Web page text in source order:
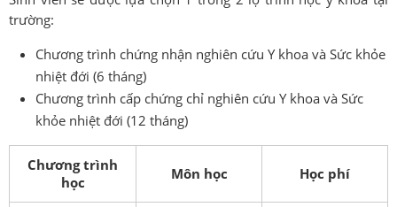
trường:
Chương trình chứng nhận nghiên cứu Y khoa và Sức khỏe
nhiệt đới (6 tháng)
Chương trình cấp chứng chỉ nghiên cứu Y khoa và Sức
khỏe nhiệt đới (12 tháng)
Chương trình
học
Môn học Học phí